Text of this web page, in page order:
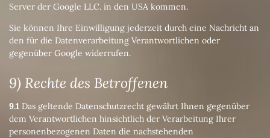
Server der Google LLC. in den USA kommen.
Sie können Ihre Einwilligung jederzeit durch eine Nachricht an
den für die Datenverarbeitung Verantwortlichen oder
gegenüber Google widerrufen.
9) Rechte des Betroffenen
9.1 Das geltende Datenschutzrecht gewährt Ihnen gegenüber
dem Verantwortlichen hinsichtlich der Verarbeitung Ihrer
personenbezogenen Daten die nachstehenden